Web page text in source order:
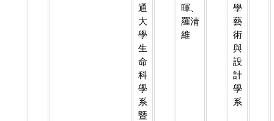
通
大
學
生
命
科
學
系
暨
暉、
羅清
維
學
藝
術
與
設
計
學
系